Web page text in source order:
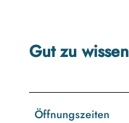
Gut zu wissen
Öffnungszeiten